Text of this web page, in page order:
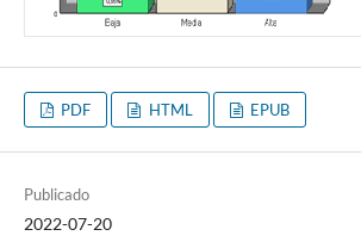
PDF HTML EPUB
Publicado
2022-07-20